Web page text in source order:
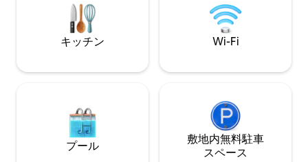
Poipu Beach and Koloa Town.. There are
of comfort,
adventure for
キッチン Wi-Fi
プール
敷地内無料駐⁠車
ス⁠ペ⁠ー⁠ス